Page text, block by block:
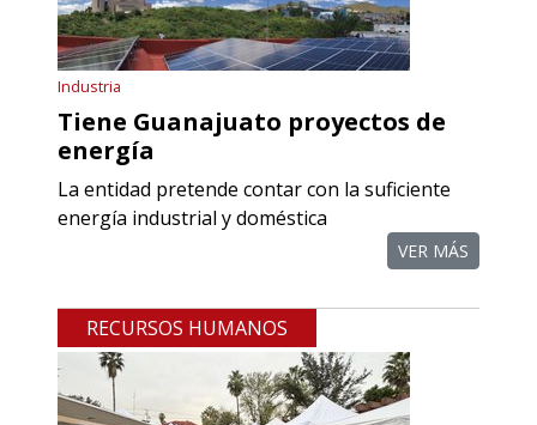
Empresa en Querétaro
Requiere:
REFACCIONES PARA
MAQUINARIA INDUSTRIAL
Especificaciones:
Requisitos: Otorgar condiciones de
grupo, contar con instalaciones
cercanas a la región y otorgar
referencias comerciales.
Industria
Tiene Guanajuato proyectos de
energía
La entidad pretende contar con la suficiente
energía industrial y doméstica
VER MÁS
RECURSOS HUMANOS